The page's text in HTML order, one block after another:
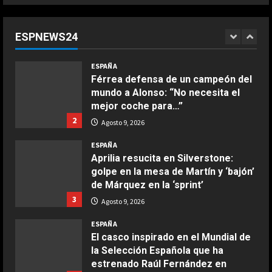
ESPNEWS24
1
2
ESPAÑA
Férrea defensa de un campeón del
mundo a Alonso: “No necesita el
mejor coche para…”
Agosto 9, 2026
3
ESPAÑA
Aprilia resucita en Silverstone:
golpe en la mesa de Martín y ‘bajón’
de Márquez en la ‘sprint’
Agosto 9, 2026
ESPAÑA
El casco inspirado en el Mundial de
la Selección Española que ha
estrenado Raúl Fernández en
Ensalada de espinacas deliciosa
COCINA
Boquerones fritos en freidora de
aire
Aprile 24, 2026
Buñuelos de alcachofas